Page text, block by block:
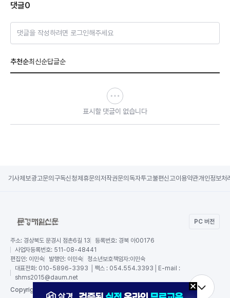
댓글0
댓글을 작성하려면 로그인해주세요
추천순최신순답글순
표시할 댓글이 없습니다
기사제보광고문의 구독신청제휴문의 저작권문의 독자투고불편신고이용약관개인정보처
PC 버전
주소: 경상북도 문경시 점촌6길 13 등록번호: 경북 아00176
사업자등록번호: 511-08-48441
편집인: 이민숙 발행인: 이민숙 청소년보호책임자:이민숙
대표전화: 010-5896-3393 │팩스 : 054.554.3393│E-mail :
shms2015@daum.net
Copyright by 문경매일신문,